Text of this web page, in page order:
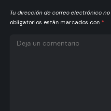
Tu dirección de correo electrónico
obligatorios están marcados con *